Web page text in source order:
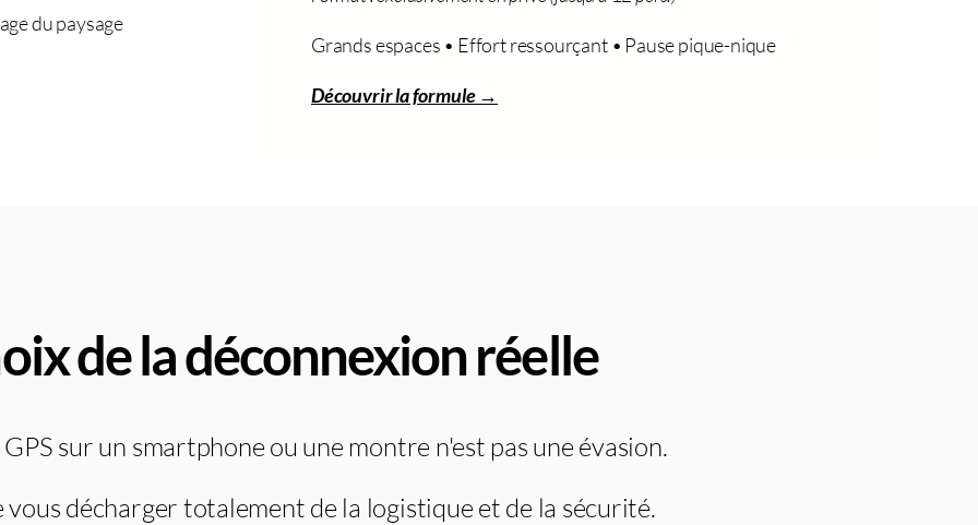
du paysage
Grands espaces • Effort ressourçant • Pause pique-nique​
Découvrir la formule →
de la déconnexion réelle
sur un smartphone ou une montre n'est pas une évasion.
décharger totalement de la logistique et de la sécurité.